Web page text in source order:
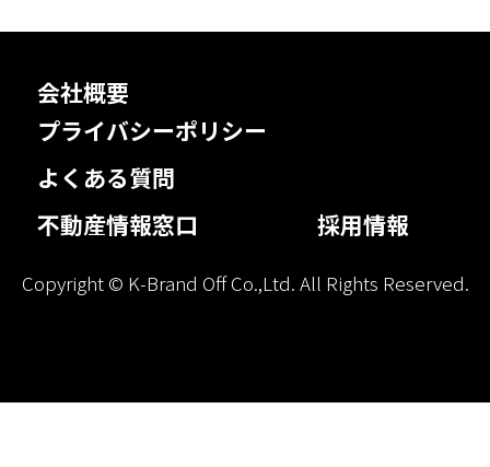
会社概要
プライバシーポリシー
よくある質問
不動産情報窓口
採用情報
Copyright © K-Brand Off Co.,Ltd. All Rights Reserved.